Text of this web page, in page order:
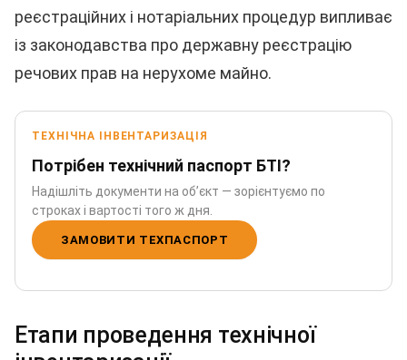
реєстраційних і нотаріальних процедур випливає
із законодавства про державну реєстрацію
речових прав на нерухоме майно.
ТЕХНІЧНА ІНВЕНТАРИЗАЦІЯ
Потрібен технічний паспорт БТІ?
Надішліть документи на обʼєкт — зорієнтуємо по
строках і вартості того ж дня.
ЗАМОВИТИ ТЕХПАСПОРТ
Етапи проведення технічної